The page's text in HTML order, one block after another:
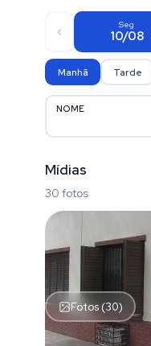
Seg
10/08
Manhã Tarde
NOME
Mídias
30 fotos
Fotos (30)